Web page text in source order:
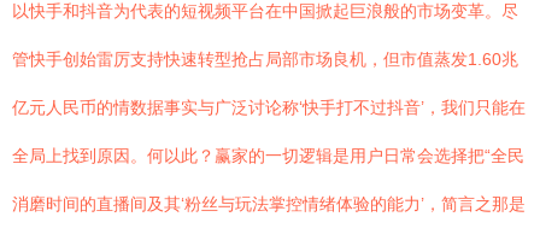
以快手和抖音为代表的短视频平台在中国掀起巨浪般的市场变革。尽
管快手创始雷厉支持快速转型抢占局部市场良机，但市值蒸发1.60兆
亿元人民币的情数据事实与广泛讨论称‘快手打不过抖音’，我们只能在
全局上找到原因。何以此？赢家的一切逻辑是用户日常会选择把“全民
消磨时间的直播间及其‘粉丝与玩法掌控情绪体验的能力’，简言之那是